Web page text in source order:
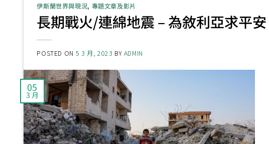
伊斯蘭世界與現況, 專題文章及影片
長期戰火/連綿地震 – 為敘利亞求平
POSTED ON 5 3 月, 2023 BY ADMIN
05
3 月